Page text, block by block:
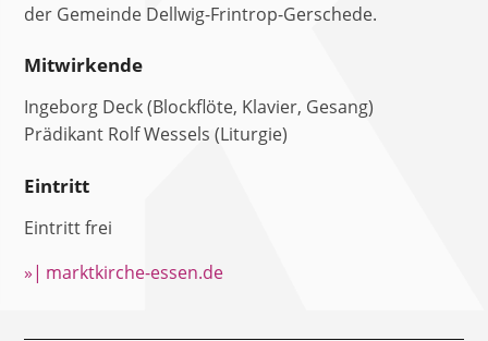
der Gemeinde Dellwig-Frintrop-Gerschede.
Mitwirkende
Ingeborg Deck (Blockflöte, Klavier, Gesang)
Prädikant Rolf Wessels (Liturgie)
Eintritt
Eintritt frei
»| marktkirche-essen.de